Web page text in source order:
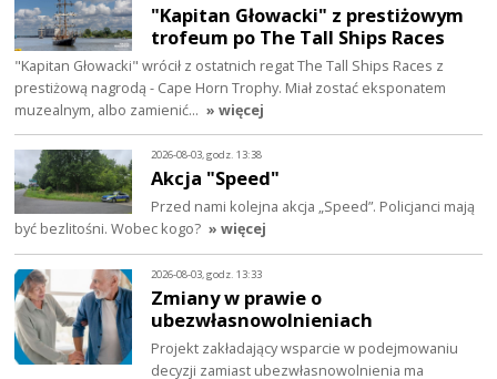
"Kapitan Głowacki" z prestiżowym
trofeum po The Tall Ships Races
"Kapitan Głowacki" wrócił z ostatnich regat The Tall Ships Races z
prestiżową nagrodą - Cape Horn Trophy. Miał zostać eksponatem
muzealnym, albo zamienić… » więcej
2026-08-03, godz. 13:38
Akcja "Speed"
Przed nami kolejna akcja „Speed”. Policjanci mają
być bezlitośni. Wobec kogo? » więcej
2026-08-03, godz. 13:33
Zmiany w prawie o
ubezwłasnowolnieniach
Projekt zakładający wsparcie w podejmowaniu
decyzji zamiast ubezwłasnowolnienia ma